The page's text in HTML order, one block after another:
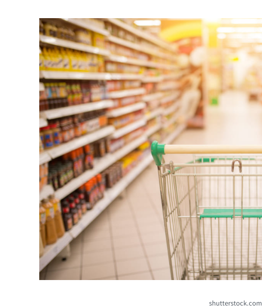
shutterstock.com